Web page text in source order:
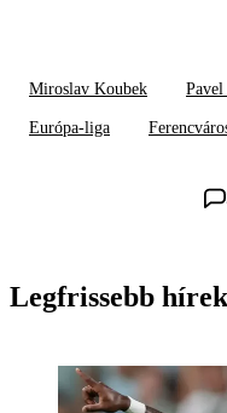
Miroslav Koubek
Európa-liga
Legfrissebb hírek